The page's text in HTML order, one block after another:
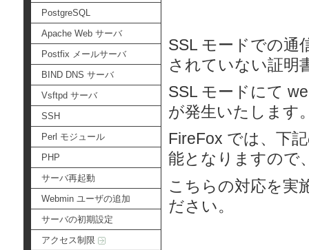
PostgreSQL
Apache Web サーバ
Postfix メールサーバ
BIND DNS サーバ
Vsftpd サーバ
SSH
Perl モジュール
PHP
サーバ再起動
Webmin ユーザの追加
サーバの初期設定
アクセス制限
SSL モードでの通
されていない証明
SSL モードにて
が発生いたします
FireFox では、下
能となりますので
こちらの対応を実
ださい。